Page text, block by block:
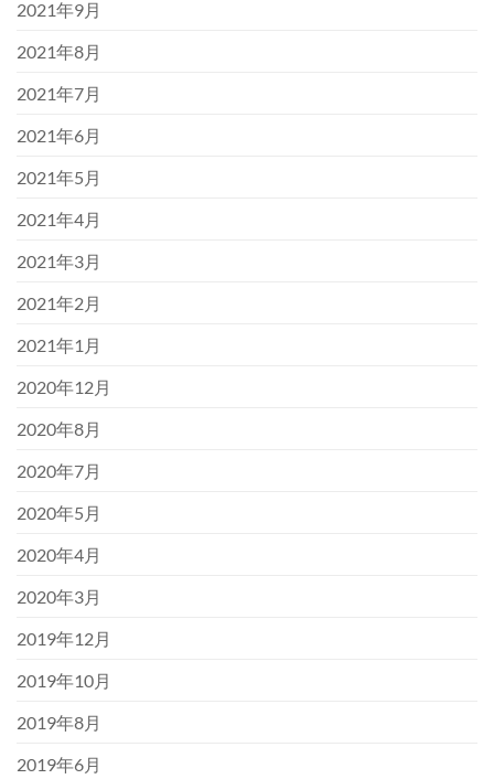
2021年9月
2021年8月
2021年7月
2021年6月
2021年5月
2021年4月
2021年3月
2021年2月
2021年1月
2020年12月
2020年8月
2020年7月
2020年5月
2020年4月
2020年3月
2019年12月
2019年10月
2019年8月
2019年6月